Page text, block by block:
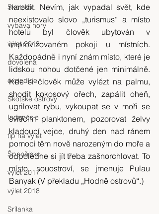
Skotsko
vybava hory
výlet 2019
dovolená
expedice
Skotské ostrovy
Indonésie
tip na výlet
Španělsko
výlet 2017
výlet 2018
Srílanka
narodit. Nevím, jak vypadal svět, kde
neexistovalo slovo „turismus“ a místo
hotelů byl člověk ubytován v
improvizovaném pokoji u místních.
Každopádně i nyní znám místo, které je
lidskou nohou dotčené jen minimálně.
Kde si člověk může vylézt na palmu,
shodit kokosový ořech, zapálit oheň,
ugrilovat rybu, vykoupat se v moři se
svítícím planktonem, pozorovat želvy
kladoucí vejce, druhý den nad ránem
pomoci těm nově narozeným do moře a
odpoledne si jít třeba zašnorchlovat. To
místo, souostroví, se jmenuje Pulau
Banyak (V překladu „Hodně ostrovů“.)